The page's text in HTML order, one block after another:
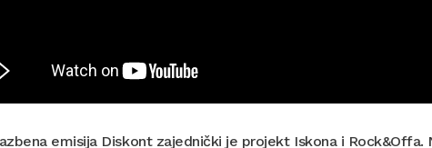
emisija Diskont zajednički je projekt Iskona i